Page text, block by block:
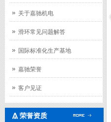
关于嘉驰机电
滑环常见问题解答
国际标准化生产基地
嘉驰荣誉
客户见证
荣誉资质